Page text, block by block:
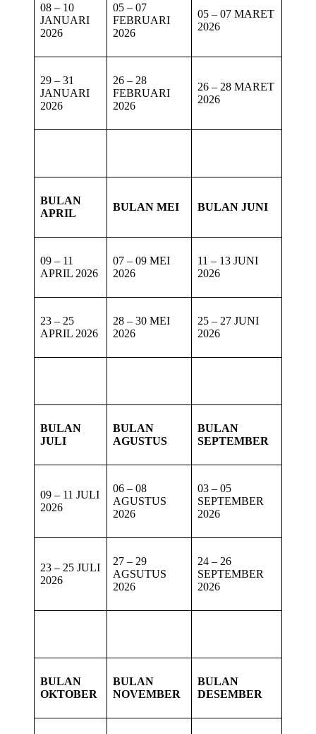
08 – 10
JANUARI
2026
05 – 07
FEBRUARI
2026
05 – 07 MARET
2026
29 – 31
JANUARI
2026
26 – 28
FEBRUARI
2026
26 – 28 MARET
2026
BULAN
APRIL
BULAN MEI BULAN JUNI
09 – 11
APRIL 2026
07 – 09 MEI
2026
11 – 13 JUNI
2026
23 – 25
APRIL 2026
28 – 30 MEI
2026
25 – 27 JUNI
2026
BULAN
JULI
BULAN
AGUSTUS
BULAN
SEPTEMBER
09 – 11 JULI
2026
06 – 08
AGUSTUS
2026
03 – 05
SEPTEMBER
2026
23 – 25 JULI
2026
27 – 29
AGSUTUS
2026
24 – 26
SEPTEMBER
2026
BULAN
OKTOBER
BULAN
NOVEMBER
BULAN
DESEMBER